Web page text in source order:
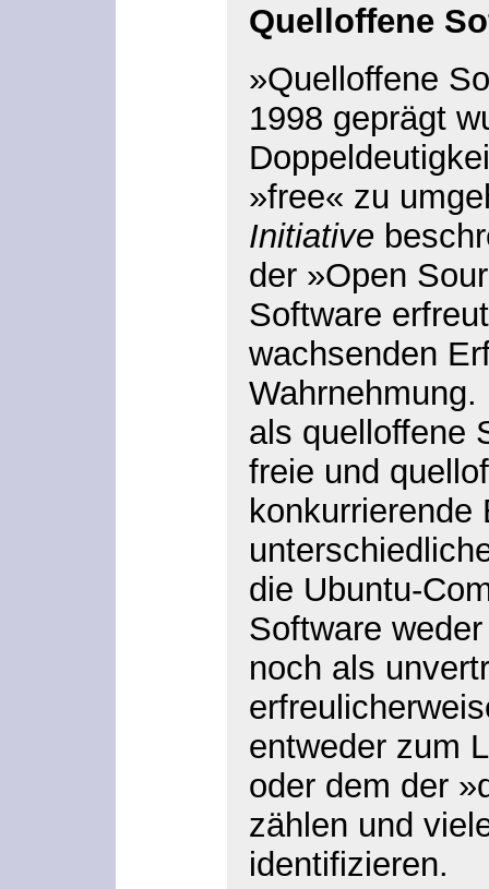
Quelloffene
»Quelloffene
1998 geprägt
»free« zu
Initiative
der »Open
Software
wachsenden
als quelloffene
freie und
konkurrierende
die Ubuntu-
Software
noch als
entweder zum
oder dem der
zählen und
identifizieren.